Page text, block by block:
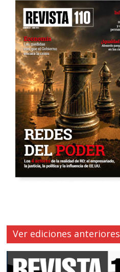
Ver ediciones anteriores